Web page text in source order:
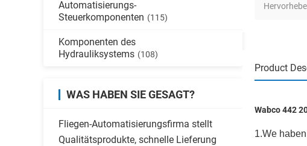
Automatisierungs-
Steuerkomponenten (115)
Komponenten des
Hydrauliksystems (108)
WAS HABEN SIE GESAGT?
Fliegen-Automatisierungsfirma stellt
Qualitätsprodukte, schnelle Lieferung
Product
Wabco 442
1.We